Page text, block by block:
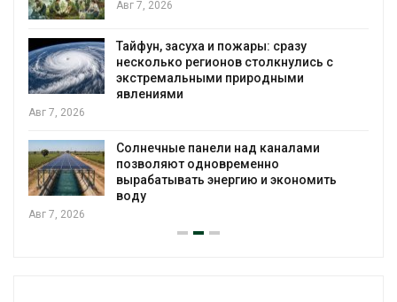
Авг 7, 2026
Тайфун, засуха и пожары: сразу
несколько регионов столкнулись с
экстремальными природными
явлениями
Солнечные панели над каналами
позволяют одновременно
вырабатывать энергию и экономить
воду